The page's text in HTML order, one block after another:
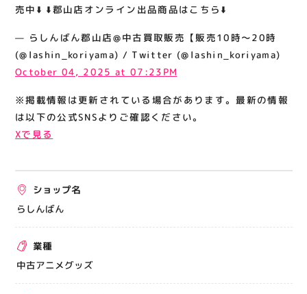
関連情報
お知らせ
プライバシーポリシー
サイトポリシー
出店をご検討の方へ
テナント出店募集
催事出店募集
アティビジョンについて
売中⬇️ ⬇️郡山店オンライン出品商品はこちら⬇️
— らしんばん郡山店@中古買取販売【販売10時～20時
(@lashin_koriyama) / Twitter (@lashin_koriyama)
October 04, 2025 at 07:23PM
※掲載情報は更新されている場合があります。最新の情報
は以下の公式SNSよりご確認ください。
Xで見る
ショップ名
らしんばん
業種
中古アニメグッズ